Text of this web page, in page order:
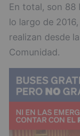
En total, son 88
lo largo de
realizan desde
Comunidad.